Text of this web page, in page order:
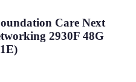
Care Next
2930F 48G